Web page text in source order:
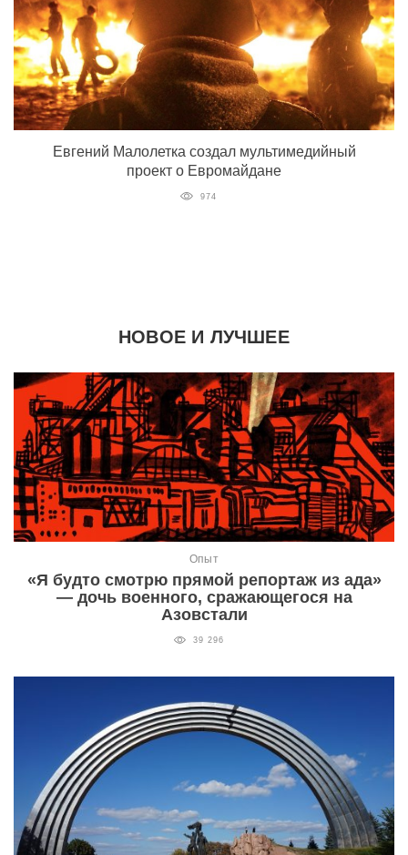
Евгений Малолетка создал мультимедийный
проект о Евромайдане
974
НОВОЕ И ЛУЧШЕЕ
Опыт
«Я будто смотрю прямой репортаж из ада»
— дочь военного, сражающегося на
Азовстали
39 296